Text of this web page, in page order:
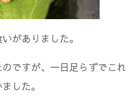
がありました。
ですが、一日足らずでこれ
した。